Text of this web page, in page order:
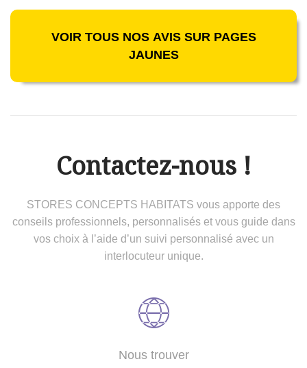
VOIR TOUS NOS AVIS SUR PAGES
JAUNES
Contactez-nous !
STORES CONCEPTS HABITATS vous apporte des
conseils professionnels, personnalisés et vous guide dans
vos choix à l’aide d’un suivi personnalisé avec un
interlocuteur unique.
Nous trouver